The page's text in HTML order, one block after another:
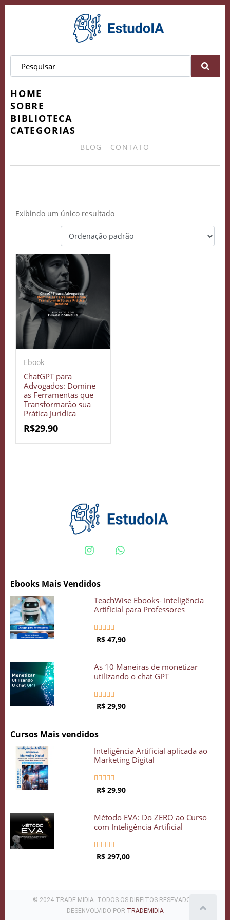
HOME
SOBRE
BIBLIOTECA
CATEGORIAS
BLOG CONTATO
Exibindo um único resultado
Ebook
ChatGPT para
Advogados: Domine
as Ferramentas que
Transformarão sua
Prática Jurídica
R$29.90
Ebooks Mais Vendidos
TeachWise Ebooks- Inteligência
Artificial para Professores
    
R$ 47,90
As 10 Maneiras de monetizar
utilizando o chat GPT
    
R$ 29,90
Cursos Mais vendidos
Inteligência Artificial aplicada ao
Marketing Digital
    
R$ 29,90
Método EVA: Do ZERO ao Curso
com Inteligência Artificial
    
R$ 297,00
© 2024 TRADE MIDIA. TODOS OS DIREITOS RESEVADOS .
DESENVOLVIDO POR TRADEMIDIA
Crie seu Avatar com Inteligência Artificial
COMECE GRÁTIS